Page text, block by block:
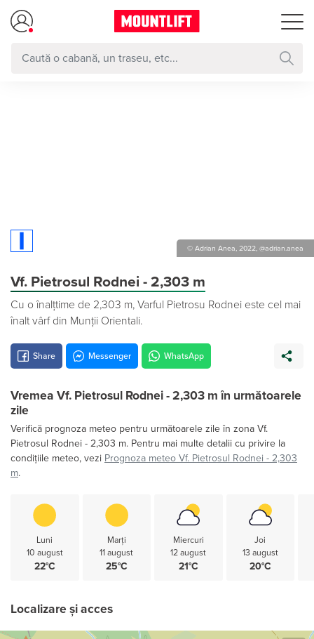
© Adrian Anea, 2022, @adrian.anea
Vf. Pietrosul Rodnei - 2,303 m
Cu o înalțtime de 2,303 m, Varful Pietrosu Rodnei este cel mai
înalt vârf din Munții Orientali.
Share Messenger WhatsApp
Vremea Vf. Pietrosul Rodnei - 2,303 m în următoarele
zile
Verifică prognoza meteo pentru următoarele zile în zona Vf.
Pietrosul Rodnei - 2,303 m. Pentru mai multe detalii cu privire la
condițiile meteo, vezi Prognoza meteo Vf. Pietrosul Rodnei - 2,303
m.
Luni
10 august
22°C
Marți
11 august
25°C
Miercuri
12 august
21°C
Joi
13 august
20°C
Localizare și acces